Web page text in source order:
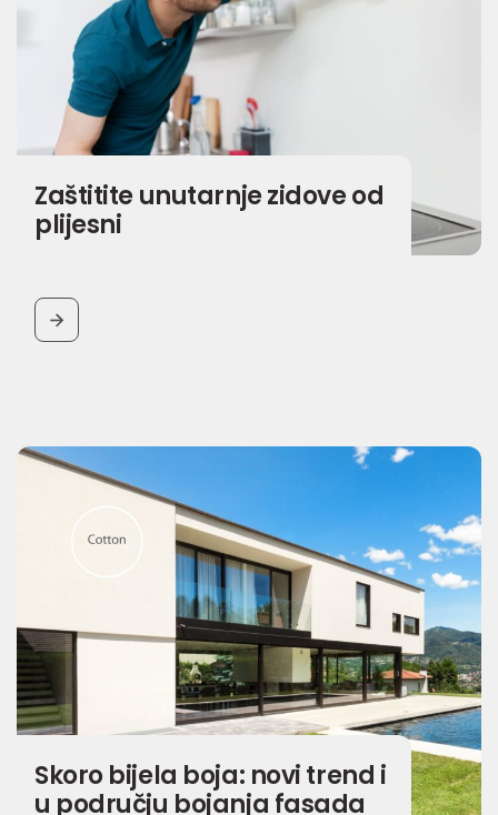
Zaštitite unutarnje zidove od
plijesni
BUTTON
Skoro bijela boja: novi trend i
u području bojanja fasada